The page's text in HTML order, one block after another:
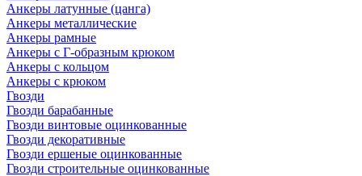
Анкеры латунные (цанга)
Анкеры металлические
Анкеры рамные
Анкеры с Г-образным крюком
Анкеры с кольцом
Анкеры с крюком
Гвозди
Гвозди барабанные
Гвозди винтовые оцинкованные
Гвозди декоративные
Гвозди ершеные оцинкованные
Гвозди строительные оцинкованные